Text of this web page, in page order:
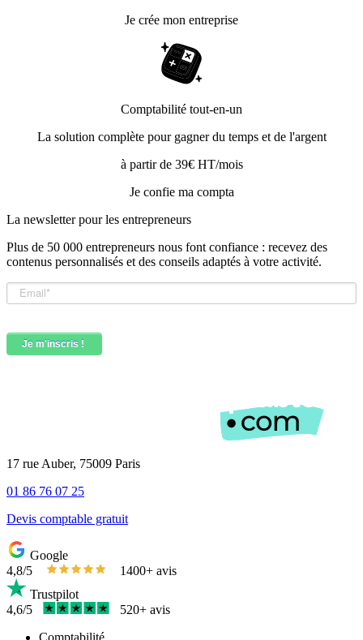
Je crée mon entreprise
Comptabilité tout-en-un
La solution complète pour gagner du temps et de l'argent
à partir de 39€ HT/mois
Je confie ma compta
La newsletter pour les entrepreneurs
Plus de 50 000 entrepreneurs nous font confiance : recevez des
contenus personnalisés et des conseils adaptés à votre activité.
17 rue Auber, 75009 Paris
01 86 76 07 25
Devis comptable gratuit
Google
4,8/5
1400+ avis
Trustpilot
4,6/5
520+ avis
Comptabilité